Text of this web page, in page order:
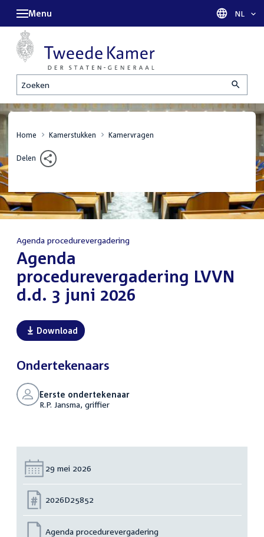
Zoeken
Menu Taal
NL
Home Kamerstukken Kamervragen
Delen
Agenda procedurevergadering
Agenda
procedurevergadering LVVN
d.d. 3 juni 2026
Download
Ondertekenaars
Eerste ondertekenaar
R.P. Jansma, griffier
Datum:
29 mei 2026
Nummer:
2026D25852
Agenda procedurevergadering